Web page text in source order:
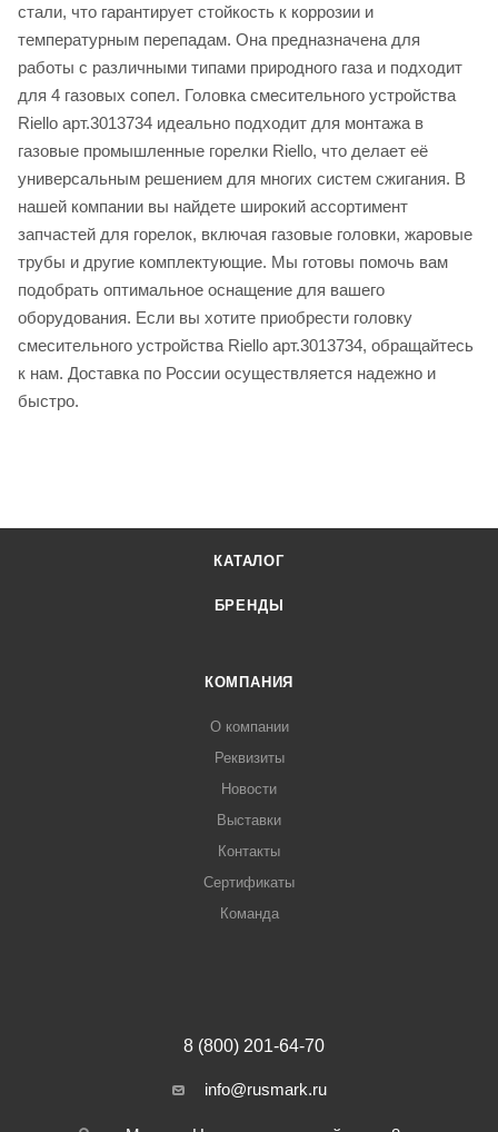
стали, что гарантирует стойкость к коррозии и
температурным перепадам. Она предназначена для
работы с различными типами природного газа и подходит
для 4 газовых сопел. Головка смесительного устройства
Riello арт.3013734 идеально подходит для монтажа в
газовые промышленные горелки Riello, что делает её
универсальным решением для многих систем сжигания. В
нашей компании вы найдете широкий ассортимент
запчастей для горелок, включая газовые головки, жаровые
трубы и другие комплектующие. Мы готовы помочь вам
подобрать оптимальное оснащение для вашего
оборудования. Если вы хотите приобрести головку
смесительного устройства Riello арт.3013734, обращайтесь
к нам. Доставка по России осуществляется надежно и
быстро.
КАТАЛОГ
БРЕНДЫ
КОМПАНИЯ
О компании
Реквизиты
Новости
Выставки
Контакты
Сертификаты
Команда
8 (800) 201-64-70
info@rusmark.ru